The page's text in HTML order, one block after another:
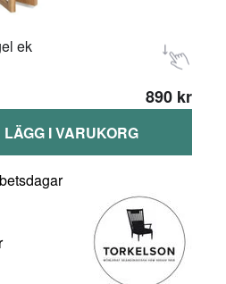
ek
890 kr
LÄGG I VARUKORG